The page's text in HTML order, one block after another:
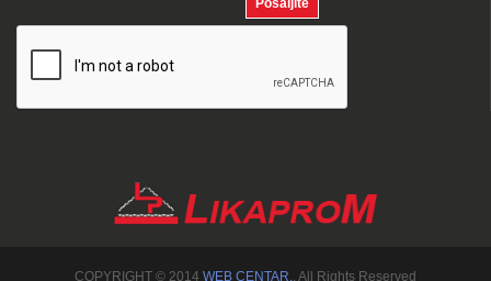
COPYRIGHT © 2014 WEB CENTAR.. All Rights Reserved